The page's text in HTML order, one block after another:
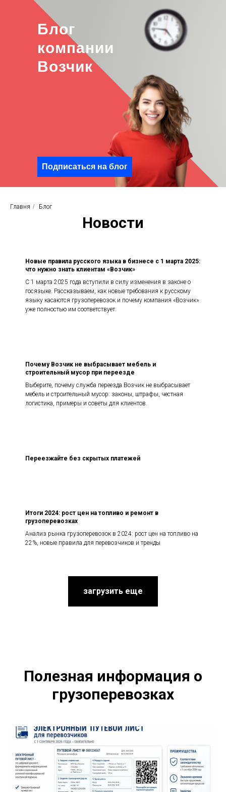
Блог
компании
Возчик
Подписаться на блог
Главня / Блог
Новости
Новые правила русского языка в бизнесе с 1 марта 2025:
что нужно знать клиентам «Возчик»
С 1 марта 2025 года вступили в силу изменения в законе о
госязыке. Рассказываем, как новые требования к русскому
языку касаются грузоперевозок и почему компания «Возчик»
уже полностью им соответствует.
Почему Возчик не выбрасывает мебель и
строительный мусор при переезде
Выберите, почему служба переезда Возчик не выбрасывает
мебель и строительный мусор: законы, штрафы, честная
логистика, примеры и советы для клиентов.
Переезжайте без скрытых платежей
Итоги 2024: рост цен на топливо и ремонт в
грузоперевозках
Анализ рынка грузоперевозок в 2024: рост цен на топливо на
22%, новые правила для перевозчиков и тренды
загрузить еще
Полезная информация о
грузоперевозках